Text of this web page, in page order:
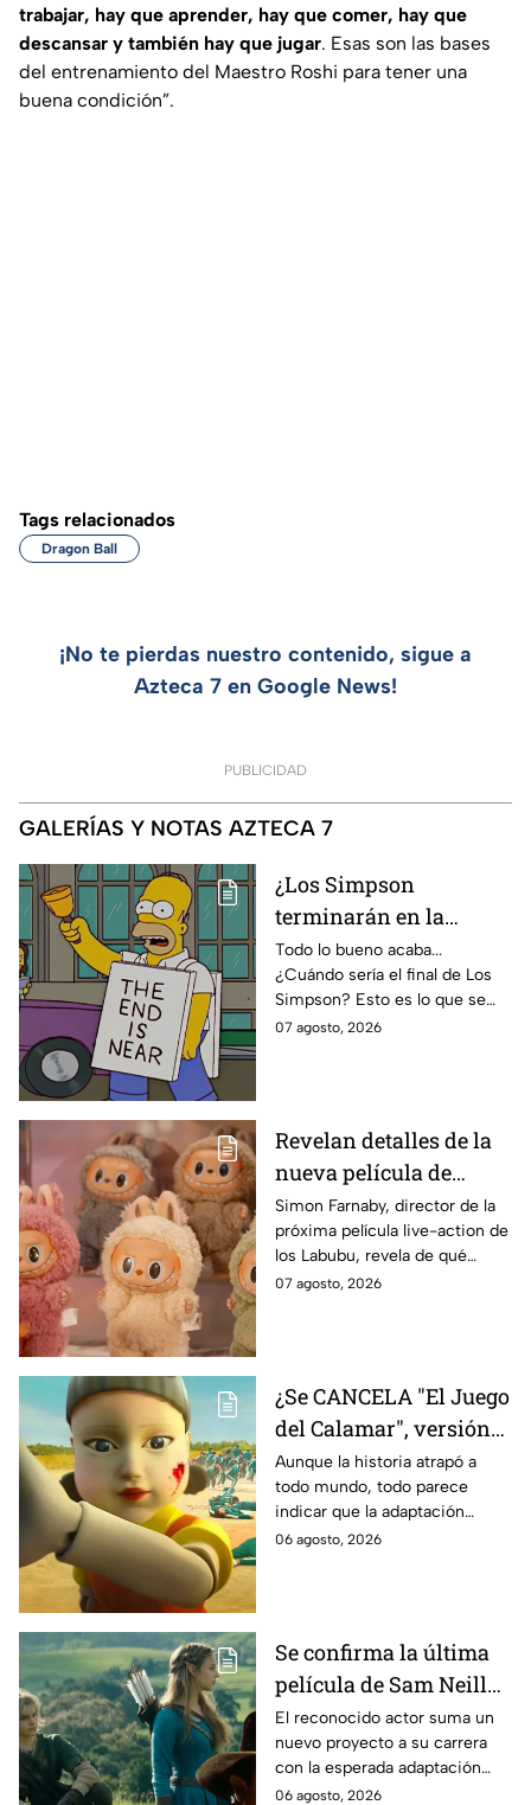
trabajar, hay que aprender, hay que comer, hay que
descansar y también hay que jugar. Esas son las bases
del entrenamiento del Maestro Roshi para tener una
buena condición”.
Tags relacionados
Dragon Ball
¡No te pierdas nuestro contenido, sigue a
Azteca 7 en Google News!
PUBLICIDAD
GALERÍAS Y NOTAS AZTECA 7
¿Los Simpson
terminarán en la
temporada 40? Actriz
de Bart Simpson da
IMPACTANTE
declaración
Todo lo bueno acaba...
¿Cuándo sería el final de Los
Simpson? Esto es lo que se
sabe:
07 agosto, 2026
Revelan detalles de la
nueva película de
Labubu: de qué tratará
y cuándo se estrena
Simon Farnaby, director de la
próxima película live-action de
los Labubu, revela de qué
tratará la cinta. Aquí te
07 agosto, 2026
¿Se CANCELA "El Juego
del Calamar", versión
Estados Unidos? Esto
es lo que se sabe al
momento
Aunque la historia atrapó a
todo mundo, todo parece
indicar que la adaptación
podría ser cancelada:
06 agosto, 2026
Se confirma la última
película de Sam Neill
antes de morir: esto es
lo que se sabe hasta
ahora
El reconocido actor suma un
nuevo proyecto a su carrera
con la esperada adaptación
cinematográfica del popular
06 agosto, 2026